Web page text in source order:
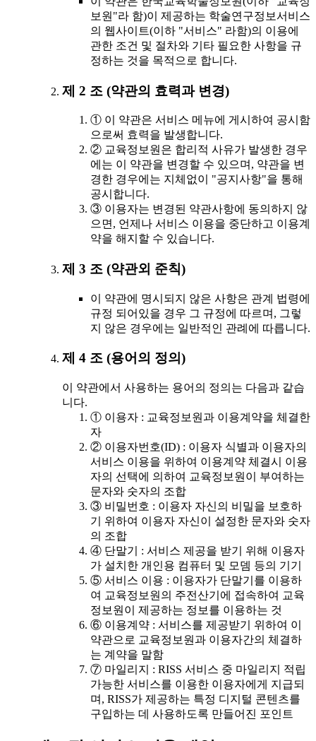
보원"라 함)이 제공하는 학술연구정보서비스
의 웹사이트(이하 "서비스" 라함)의 이용에
관한 조건 및 절차와 기타 필요한 사항을 규
정하는 것을 목적으로 합니다.
제 2 조 (약관의 효력과 변경)
① 이 약관은 서비스 메뉴에 게시하여 공시함
으로써 효력을 발생합니다.
② 교육정보원은 합리적 사유가 발생한 경우
에는 이 약관을 변경할 수 있으며, 약관을 변
경한 경우에는 지체없이 "공지사항"을 통해
공시합니다.
③ 이용자는 변경된 약관사항에 동의하지 않
으면, 언제나 서비스 이용을 중단하고 이용계
약을 해지할 수 있습니다.
제 3 조 (약관외 준칙)
이 약관에 명시되지 않은 사항은 관계 법령에
규정 되어있을 경우 그 규정에 따르며, 그렇
지 않은 경우에는 일반적인 관례에 따릅니다.
제 4 조 (용어의 정의)
이 약관에서 사용하는 용어의 정의는 다음과 같습
니다.
① 이용자 : 교육정보원과 이용계약을 체결한
자
② 이용자번호(ID) : 이용자 식별과 이용자의
서비스 이용을 위하여 이용계약 체결시 이용
자의 선택에 의하여 교육정보원이 부여하는
문자와 숫자의 조합
③ 비밀번호 : 이용자 자신의 비밀을 보호하
기 위하여 이용자 자신이 설정한 문자와 숫자
의 조합
④ 단말기 : 서비스 제공을 받기 위해 이용자
가 설치한 개인용 컴퓨터 및 모뎀 등의 기기
⑤ 서비스 이용 : 이용자가 단말기를 이용하
여 교육정보원의 주전산기에 접속하여 교육
정보원이 제공하는 정보를 이용하는 것
⑥ 이용계약 : 서비스를 제공받기 위하여 이
약관으로 교육정보원과 이용자간의 체결하
는 계약을 말함
⑦ 마일리지 : RISS 서비스 중 마일리지 적립
가능한 서비스를 이용한 이용자에게 지급되
며, RISS가 제공하는 특정 디지털 콘텐츠를
구입하는 데 사용하도록 만들어진 포인트